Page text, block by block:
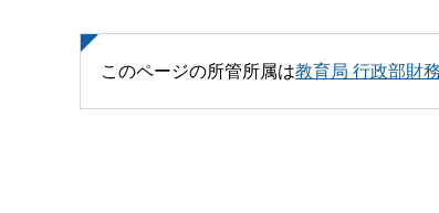
このページの所管所属は教育局 行政部財